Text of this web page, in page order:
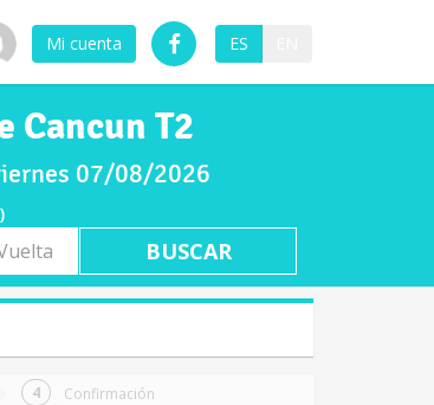
Mi cuenta ES
Cancun T2
07/08/2026
Confirmación